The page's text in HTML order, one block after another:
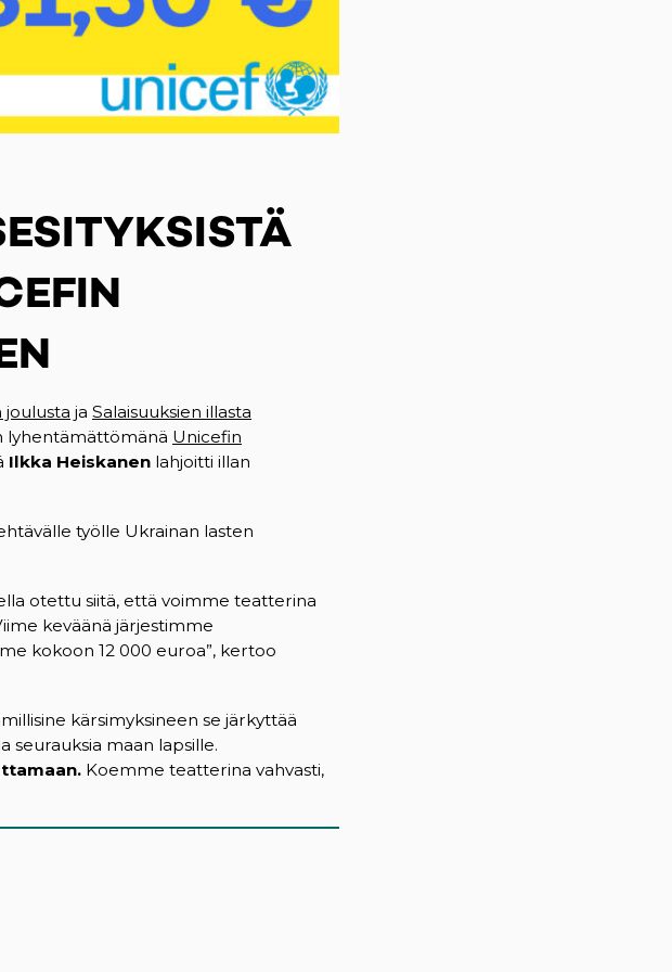
joulusta (opens in a new tab)
ja Salaisuuksien illasta
lyhentämättömänä Unicefin
Ilkka Heiskanen lahjoitti illan
työlle Ukrainan lasten
otettu siitä, että voimme teatterina
keväänä järjestimme
kokoon 12 000 euroa”, kertoo
kärsimyksineen se järkyttää
seurauksia maan lapsille.
Koemme teatterina vahvasti,
tab)